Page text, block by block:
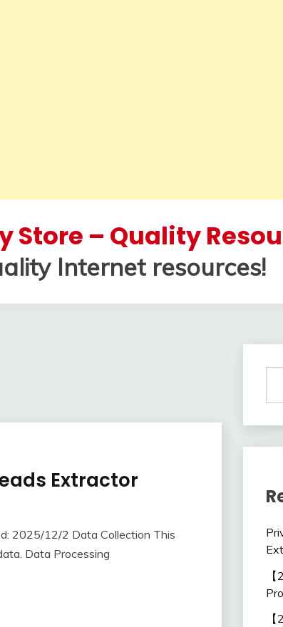
Store – Quality
Internet resources!
Extractor
2025/12/2 Data Collection This
Data Processing